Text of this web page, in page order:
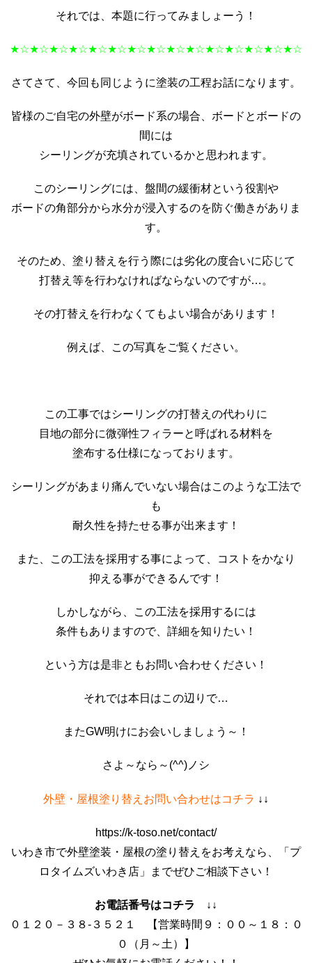
それでは、本題に行ってみましょーう！
★☆★☆★☆★☆★☆★☆★☆★☆★☆★☆★☆★☆★☆★☆★☆
さてさて、今回も同じように塗装の工程お話になります。
皆様のご自宅の外壁がボード系の場合、ボードとボードの
間には
シーリングが充填されているかと思われます。
このシーリングには、盤間の緩衝材という役割や
ボードの角部分から水分が浸入するのを防ぐ働きがありま
す。
そのため、塗り替えを行う際には劣化の度合いに応じて
打替え等を行わなければならないのですが…。
その打替えを行わなくてもよい場合があります！
例えば、この写真をご覧ください。
この工事ではシーリングの打替えの代わりに
目地の部分に微弾性フィラーと呼ばれる材料を
塗布する仕様になっております。
シーリングがあまり痛んでいない場合はこのような工法で
も
耐久性を持たせる事が出来ます！
また、この工法を採用する事によって、コストをかなり
抑える事ができるんです！
しかしながら、この工法を採用するには
条件もありますので、詳細を知りたい！
という方は是非ともお問い合わせください！
それでは本日はこの辺りで…
またGW明けにお会いしましょう～！
さよ～なら～(^^)ノシ
外壁・屋根塗り替えお問い合わせはコチラ ↓↓
https://k-toso.net/contact/
いわき市で外壁塗装・屋根の塗り替えをお考えなら、「プ
ロタイムズいわき店」までぜひご相談下さい！
お電話番号はコチラ ↓↓
０１２０－３８-３５２１ 【営業時間９：００～１８：０
０（月～土）】